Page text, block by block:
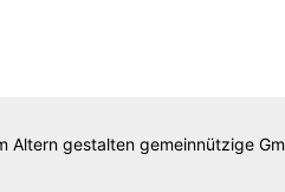
Altern gestalten gemeinnützige